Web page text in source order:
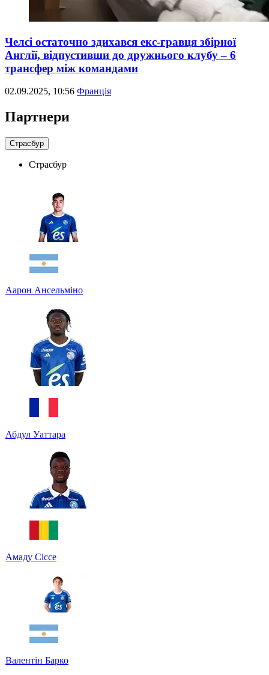
Челсі остаточно здихався екс-гравця збірної
Англії, відпустивши до дружнього клубу – 6
трансфер між командами
02.09.2025, 10:56 Франція
Партнери
Страсбур
Страсбур
Аарон Ансельміно
Абдул Уаттара
Амаду Сіссе
Валентін Барко